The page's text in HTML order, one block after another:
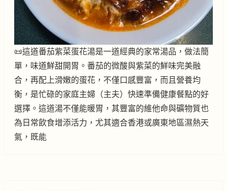
📜這道番茄紫菜蛋花湯是一道經典的家常湯品，做法簡
單，味道鮮甜開胃。番茄的微酸與紫菜的鮮味完美融
合，再配上滑嫩的蛋花，不僅口感豐富，而且營養均
衡，是忙碌的家庭主婦（主夫）快速準備健康餐點的好
選擇。這道湯不僅能暖胃，其豐富的維他命與礦物質也
為日常飲食增添活力，尤其適合香港或廣東地區濕熱天
氣，既能